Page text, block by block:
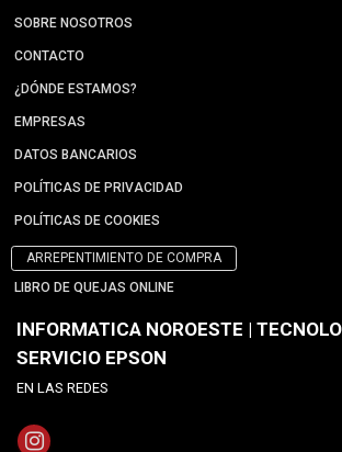
SOBRE NOSOTROS
CONTACTO
¿DÓNDE ESTAMOS?
EMPRESAS
DATOS BANCARIOS
POLÍTICAS DE PRIVACIDAD
POLÍTICAS DE COOKIES
ARREPENTIMIENTO DE COMPRA
LIBRO DE QUEJAS ONLINE
INFORMATICA NOROESTE |
SERVICIO EPSON
EN LAS REDES